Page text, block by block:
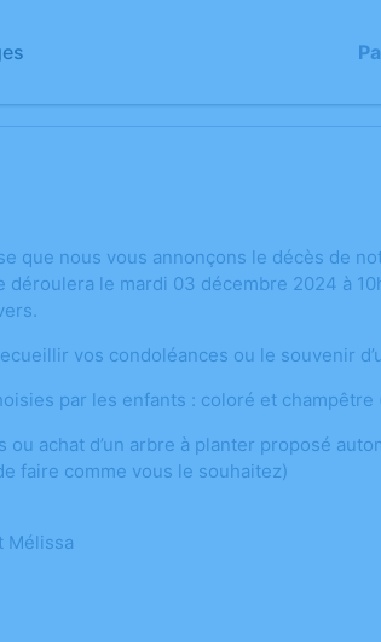
que nous vous annonçons le décès de
déroulera le mardi 03 décembre 2024 à
vos condoléances ou le souvenir
par les enfants : coloré et champêtre
achat d’un arbre à planter proposé
faire comme vous le souhaitez)
Mélissa